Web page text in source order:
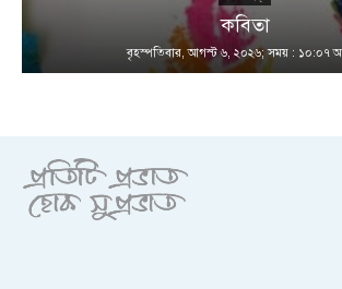
কবিতা
বৃহস্পতিবার, আগস্ট ৬, ২০২৬; সময় : ১০:০৭